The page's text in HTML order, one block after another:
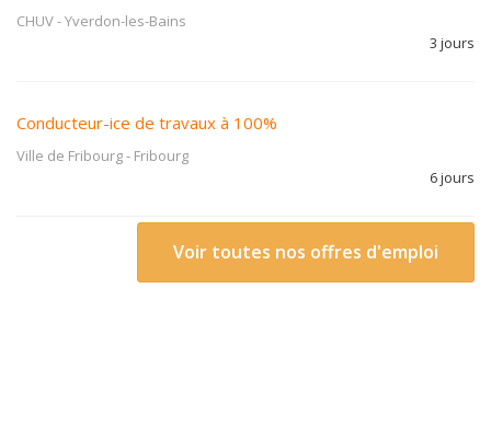
CHUV-Yverdon-les-Bains
3 jours
Conducteur-ice de travaux à 100%
Ville de Fribourg- Fribourg
6 jours
Voir toutes nos offres d'emploi